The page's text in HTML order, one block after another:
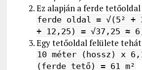
Ez alapján a ferde tetőoldal
ferde oldal = √(5² +
+ 12,25) = √37,25 ≈
Egy tetőoldal felülete
10 méter (hossz) x
(ferde tető) = 61 m²